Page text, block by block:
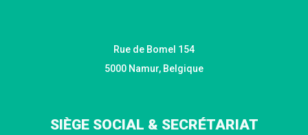
Rue de Bomel 154
5000 Namur, Belgique
SIÈGE SOCIAL & SECRÉTARIAT